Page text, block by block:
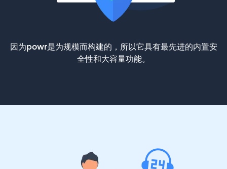
因为powr是为规模而构建的，所以它具有最先进的内置安
全性和大容量功能。